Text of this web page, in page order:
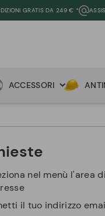
GRATIS DA 249 € *
ACCESSORI
nel menù l'area
il tuo indirizzo